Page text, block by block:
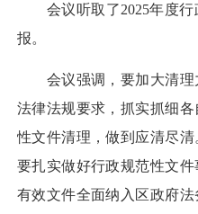
会议听取了2025年度行
报。
会议强调，要加大清理
法律法规要求，抓实抓细
性文件清理，做到应清尽
要扎实做好行政规范性文
有效文件全面纳入区政府